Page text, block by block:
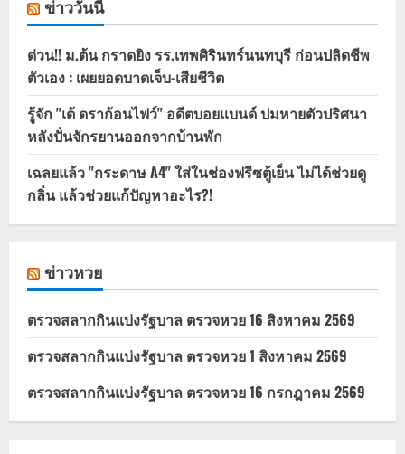
ข่าววันนี้
ด่วน!! ม.ต้น กราดยิง รร.เทพศิรินทร์นนทบุรี ก่อนปลิดชีพ
ตัวเอง : เผยยอดบาดเจ็บ-เสียชีวิต
รู้จัก "เต้ ดราก้อนไฟว์" อดีตบอยแบนด์ ปมหายตัวปริศนา
หลังปั่นจักรยานออกจากบ้านพัก
เฉลยแล้ว "กระดาษ A4" ใส่ในช่องฟรีซตู้เย็น ไม่ได้ช่วยดู
กลิ่น แล้วช่วยแก้ปัญหาอะไร?!
ข่าวหวย
ตรวจสลากกินแบ่งรัฐบาล ตรวจหวย 16 สิงหาคม 2569
ตรวจสลากกินแบ่งรัฐบาล ตรวจหวย 1 สิงหาคม 2569
ตรวจสลากกินแบ่งรัฐบาล ตรวจหวย 16 กรกฎาคม 2569